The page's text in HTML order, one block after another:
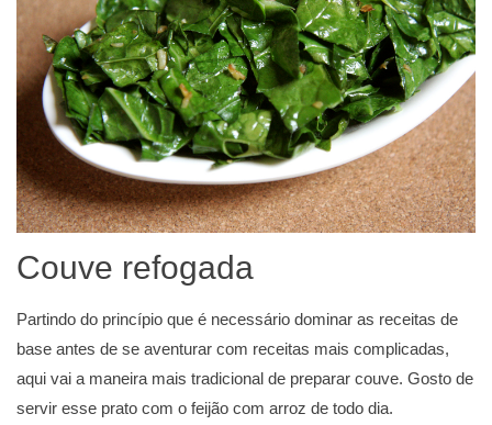
Couve refogada
Partindo do princípio que é necessário dominar as receitas de
base antes de se aventurar com receitas mais complicadas,
aqui vai a maneira mais tradicional de preparar couve. Gosto de
servir esse prato com o feijão com arroz de todo dia.